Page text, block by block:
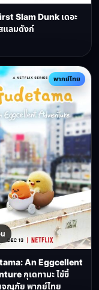
Slam Dunk เดอะ
แลมดังก์
พากย์ไทย
An Eggcellent
กุเดทามะ ไข่ขี้
จญภัย พากย์ไทย